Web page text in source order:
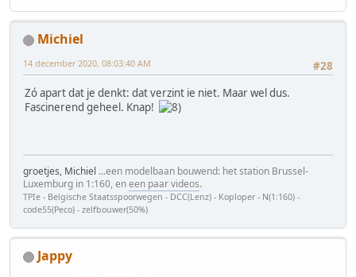
Michiel
#28
14 december 2020, 08:03:40 AM
Zó apart dat je denkt: dat verzint ie niet. Maar wel dus.
Fascinerend geheel. Knap!
groetjes, Michiel ...een modelbaan bouwend: het station Brussel-
Luxemburg in 1:160, eneen paar videos.
TPIe - Belgische Staatsspoorwegen - DCC(Lenz) - Koploper - N(1:160) -
code55(Peco) - zelfbouwer(50%)
Jappy